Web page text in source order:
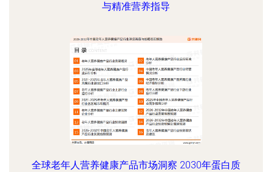
与精准营养指导
全球老年人营养健康产品市场洞察 2030年蛋白质